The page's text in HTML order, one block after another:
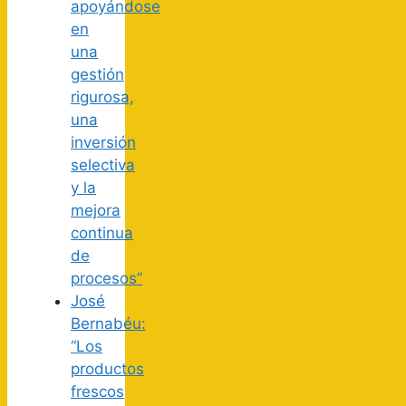
apoyándose
en
una
gestión
rigurosa,
una
inversión
selectiva
y la
mejora
continua
de
procesos”
José
Bernabéu:
“Los
productos
frescos